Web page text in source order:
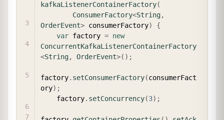
kafkaListenerContainerFactory(
ConsumerFactory<String,
OrderEvent> consumerFactory)
{
var factory = new
ConcurrentKafkaListenerContainerFactory
<String, OrderEvent>( ) ;
factory. setConsumerFactory(consumerFact
ory) ;
    factory
. setConcurrency(3) ;